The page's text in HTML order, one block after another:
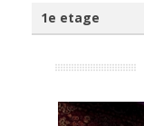
1e etage